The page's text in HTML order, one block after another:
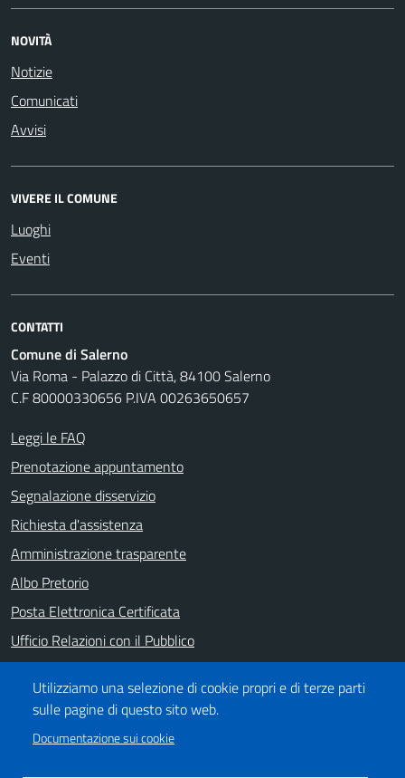
Utilizziamo una selezione di cookie propri e di terze parti
sulle pagine di questo sito web.
Documentazione sui cookie
NOVITÀ
Notizie
Comunicati
Avvisi
VIVERE IL COMUNE
Luoghi
Eventi
CONTATTI
Comune di Salerno
Via Roma - Palazzo di Città, 84100 Salerno
C.F 80000330656 P.IVA 00263650657
Leggi le FAQ
Prenotazione appuntamento
Segnalazione disservizio
Richiesta d'assistenza
Amministrazione trasparente
Albo Pretorio
Posta Elettronica Certificata
Ufficio Relazioni con il Pubblico
Note legali
Informativa privacy